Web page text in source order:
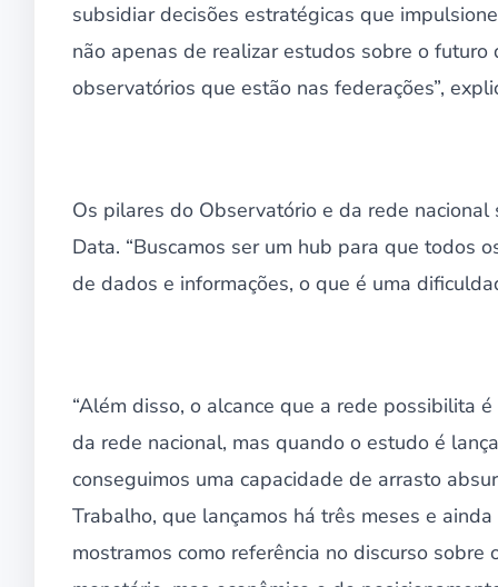
subsidiar decisões estratégicas que
não apenas de realizar estudos sobre o
observatórios que estão nas federações”,
Os pilares do Observatório e da rede
Data. “Buscamos ser um hub para que todos
de dados e informações, o que é uma
“Além disso, o alcance que a rede possibilita
da rede nacional, mas quando o estudo é
conseguimos uma capacidade de arrasto
Trabalho, que lançamos há três meses e
mostramos como referência no discurso